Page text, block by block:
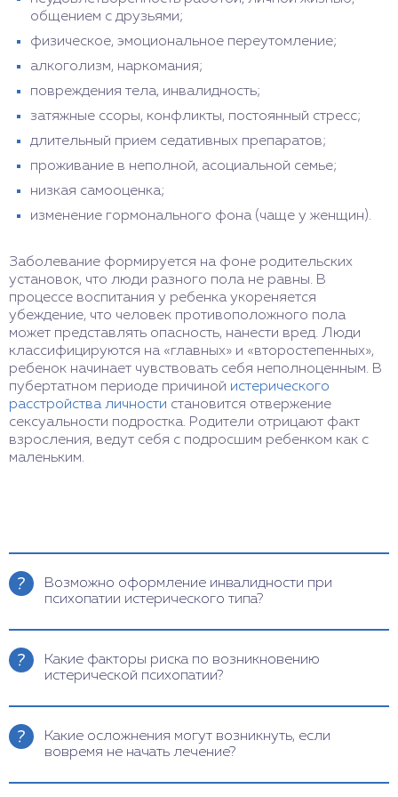
общением с друзьями;
физическое, эмоциональное переутомление;
алкоголизм, наркомания;
повреждения тела, инвалидность;
затяжные ссоры, конфликты, постоянный стресс;
длительный прием седативных препаратов;
проживание в неполной, асоциальной семье;
низкая самооценка;
изменение гормонального фона (чаще у женщин).
Заболевание формируется на фоне родительских
установок, что люди разного пола не равны. В
процессе воспитания у ребенка укореняется
убеждение, что человек противоположного пола
может представлять опасность, нанести вред. Люди
классифицируются на «главных» и «второстепенных»,
ребенок начинает чувствовать себя неполноценным. В
пубертатном периоде причиной истерического
расстройства личности становится отвержение
сексуальности подростка. Родители отрицают факт
взросления, ведут себя с подросшим ребенком как с
маленьким.
Возможно оформление инвалидности при
психопатии истерического типа?
В большинстве случаев прогноз при лечении
когда состояние не удается купировать
фармакологическими препаратами и
уточнения прогноза и обследования по
индивидуальному случаю позвоните в клинику
Какие факторы риска по возникновению
истерической психопатии?
Основной фактор, способствующий развитию
При неблагоприятный взаимоотношениях
формируется деструктивный тип мышления,
Какие осложнения могут возникнуть, если
вовремя не начать лечение?
Физиологические симптомы формируются в